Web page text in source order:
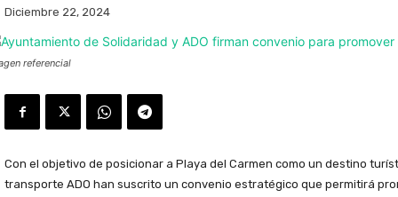
Diciembre 22, 2024
referencial
Con el objetivo de posicionar a Playa del Carmen como un destino
transporte ADO han suscrito un convenio estratégico que permitirá